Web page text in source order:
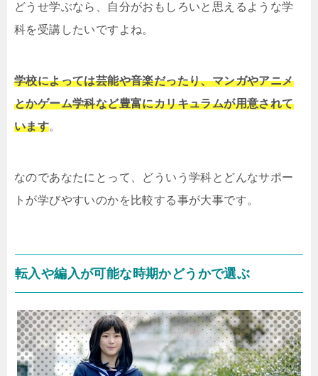
どうせ学ぶなら、自分がおもしろいと思えるような学
科を受講したいですよね。
学校によっては芸能や音楽だったり、マンガやアニメ
とかゲーム学科など豊富にカリキュラムが用意されて
います。
なのであなたにとって、どういう学科とどんなサポー
トが学びやすいのかを比較する事が大事です。
転入や編入が可能な時期かどうかで選ぶ